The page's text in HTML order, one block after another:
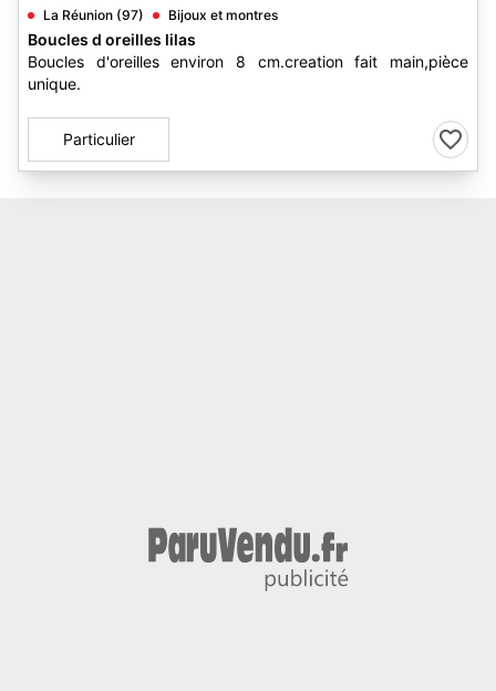
La Réunion (97) Bijoux et montres
Boucles d oreilles lilas
Boucles d'oreilles environ 8 cm.creation fait main,pièce
unique.
Particulier